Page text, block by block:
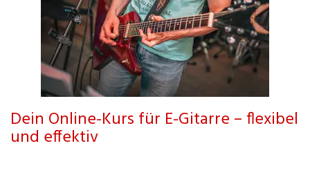
Dein Online-Kurs für E-Gitarre – flexibel
und effektiv